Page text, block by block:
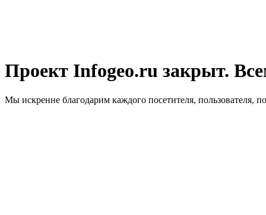
Проект Infogeo.ru закрыт.
Мы искренне благодарим каждого посетителя, пользователя,